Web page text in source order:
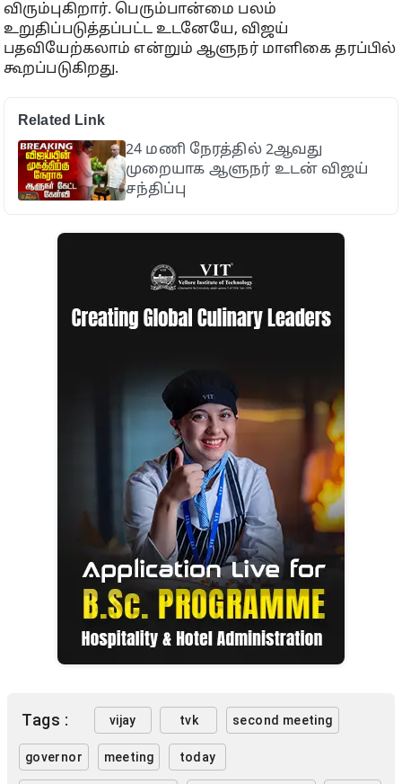
விரும்புகிறார். பெரும்பான்மை பலம்
உறுதிப்படுத்தப்பட்ட உடனேயே, விஜய்
பதவியேற்கலாம் என்றும் ஆளுநர் மாளிகை தரப்பில்
கூறப்படுகிறது.
Related Link
24 மணி நேரத்தில் 2ஆவது
முறையாக ஆளுநர் உடன் விஜய்
சந்திப்பு
Tags : vijay tvk second meeting
governor meeting today